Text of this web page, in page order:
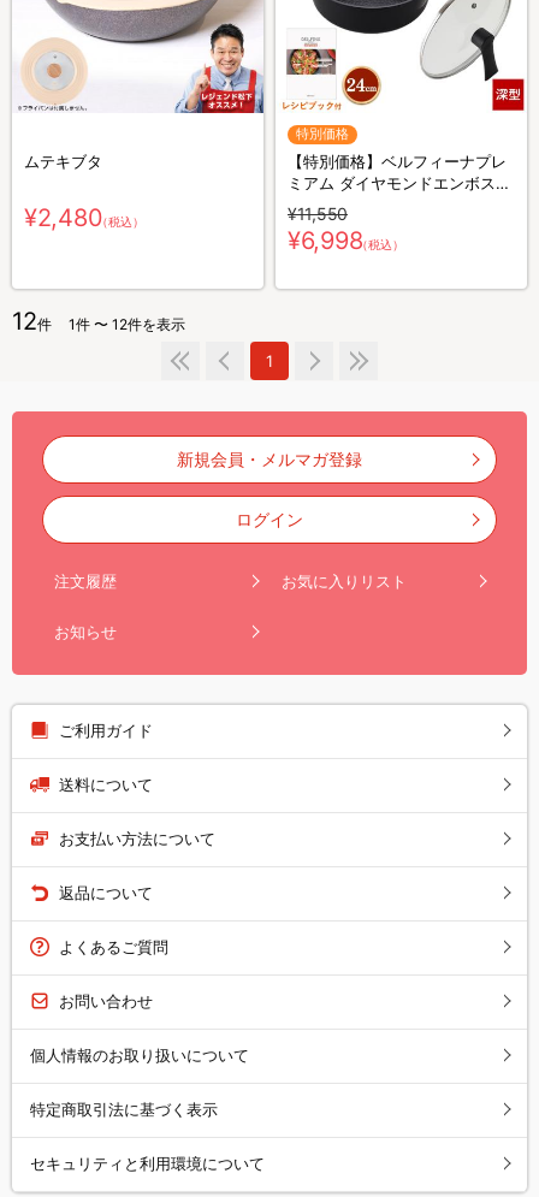
ムテキブタ
¥2,480（税込）
特別価格
【特別価格】ベルフィーナプレ
ミアム ダイヤモンドエンボスパ
ン プラス 蓋付24cm深型／フラ
イパン
¥11,550
¥6,998（税込）
12件 1件 〜 12件を表示
1
新規会員・メルマガ登録
ログイン
注文履歴 お気に入りリスト
お知らせ
ご利用ガイド
送料について
お支払い方法について
返品について
よくあるご質問
お問い合わせ
個人情報のお取り扱いについて
特定商取引法に基づく表示
セキュリティと利用環境について